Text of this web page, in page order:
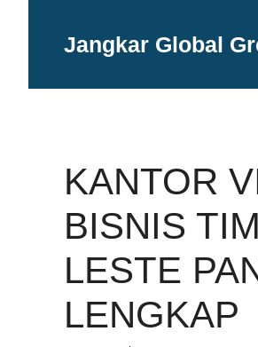
Jangkar Global
KANTOR
BISNIS
LESTE
LENGKAP